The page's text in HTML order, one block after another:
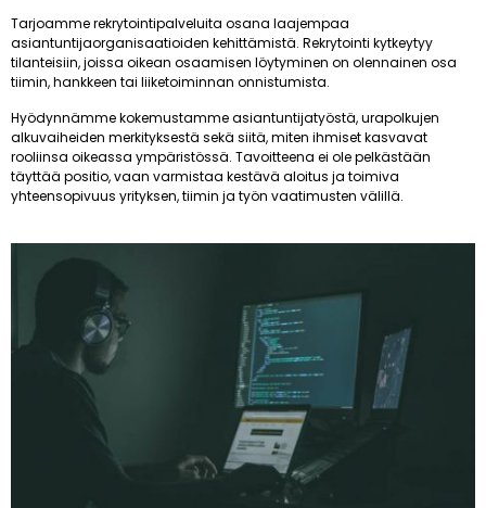
Tarjoamme rekrytointipalveluita osana laajempaa
asiantuntijaorganisaatioiden kehittämistä. Rekrytointi kytkeytyy
tilanteisiin, joissa oikean osaamisen löytyminen on olennainen osa
tiimin, hankkeen tai liiketoiminnan onnistumista.
Hyödynnämme kokemustamme asiantuntijatyöstä, urapolkujen
alkuvaiheiden merkityksestä sekä siitä, miten ihmiset kasvavat
rooliinsa oikeassa ympäristössä. Tavoitteena ei ole pelkästään
täyttää positio, vaan varmistaa kestävä aloitus ja toimiva
yhteensopivuus yrityksen, tiimin ja työn vaatimusten välillä.